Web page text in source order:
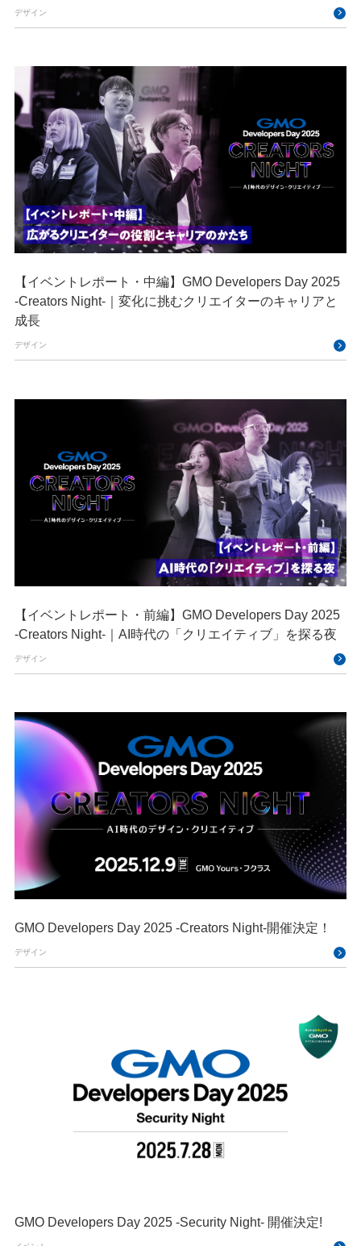
デザイン
【イベントレポート・中編】GMO Developers Day 2025
-Creators Night-｜変化に挑むクリエイターのキャリアと
成長
デザイン
【イベントレポート・前編】GMO Developers Day 2025
-Creators Night-｜AI時代の「クリエイティブ」を探る夜
デザイン
GMO Developers Day 2025 -Creators Night-開催決定！
デザイン
GMO Developers Day 2025 -Security Night- 開催決定!